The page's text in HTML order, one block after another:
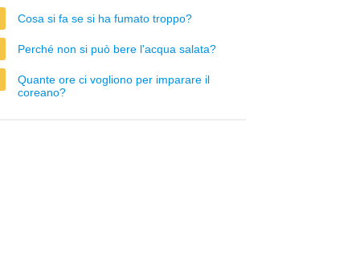
Cosa si fa se si ha fumato troppo?
Perché non si può bere l'acqua salata?
Quante ore ci vogliono per imparare il
coreano?